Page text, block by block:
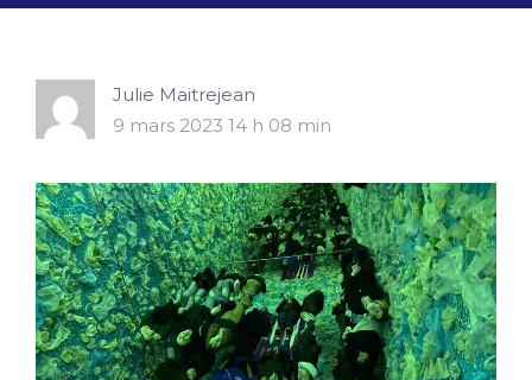
Julie Maitrejean
9 mars 2023 14 h 08 min